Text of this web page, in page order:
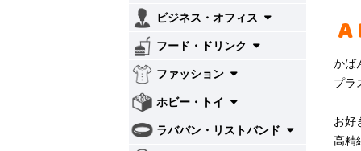
かば
プラ
お好
高精
ビジネス・オフィス
フード・ドリンク
ファッション
ホビー・トイ
ラババン・リストバンド